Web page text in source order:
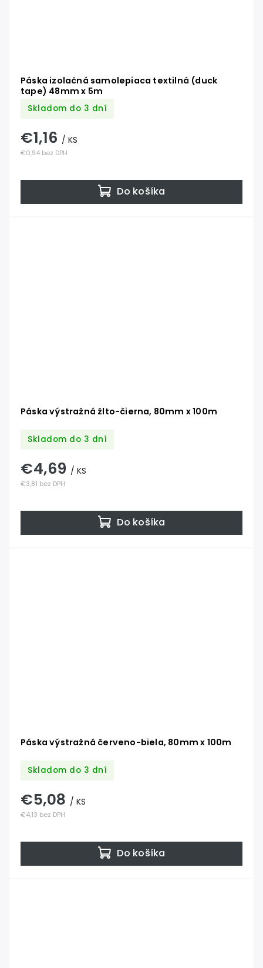
Páska izolačná samolepiaca textilná (duck
tape) 48mm x 5m
Skladom do 3 dní
€0,94 bez DPH
€1,16 / KS
Do košíka
Páska výstražná žlto-čierna, 80mm x 100m
Skladom do 3 dní
€3,81 bez DPH
€4,69 / KS
Do košíka
Páska výstražná červeno-biela, 80mm x 100m
Skladom do 3 dní
€4,13 bez DPH
€5,08 / KS
Do košíka